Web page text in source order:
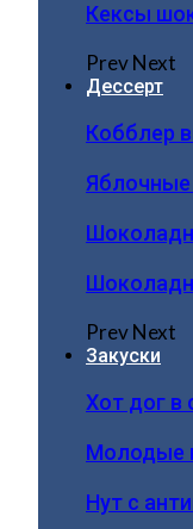
Кексы
PrevNext
Дессерт
Кобблер
PrevNext
Закуски
Хот дог в
Молодые
Нут с